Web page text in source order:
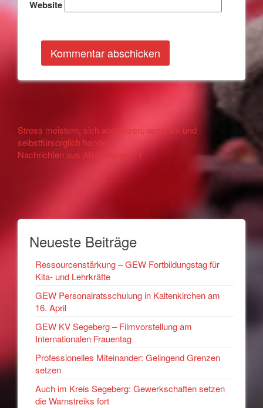
Website
Other
Articles
Stress meistern, sich abgrenzen, achtsam und
selbstfürsorglich handeln
Nachrichten aus Absurdistan – 1
Neueste Beiträge
Ressourcenstärkung – GEW Fortbildungstag für
Kita- und Lehrkräfte
GEW Personalratsschulung in Kaltenkirchen am
16. April
GEW KV Segeberg – Filmvorstellung am
Internationalen Frauentag
Professionelles Miteinander: Gelingend Grenzen
setzen
Auch im Kreis Segeberg: Gewerkschaften setzen
die Warnstreiks fort